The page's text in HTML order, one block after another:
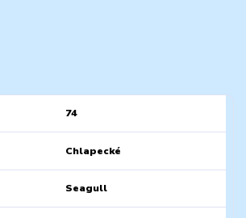
74
Chlapecké
Seagull